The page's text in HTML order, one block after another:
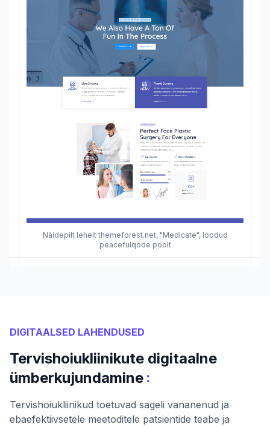
Näidepilt lehelt themeforest.net, "Medicate", loodud
peacefulqode poolt
DIGITAALSED LAHENDUSED
Tervishoiukliinikute digitaalne
ümberkujundamine :
Tervishoiukliinikud toetuvad sageli vananenud ja
ebaefektiivsetele meetoditele patsientide teabe ja